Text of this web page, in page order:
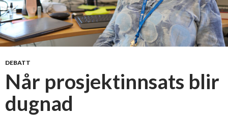
DEBATT
Når prosjektinnsats blir
dugnad